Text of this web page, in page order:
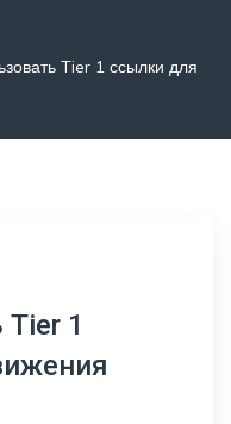
Tier 1 ссылки для
1